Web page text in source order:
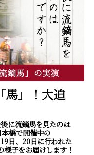
馬」！大迫
に流鏑馬を見たのは
橋で開催中の
日、20日に行われた
子をお届けします！